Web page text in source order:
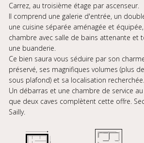
Carrez, au troisième étage par ascenseur.
Il comprend une galerie d'entrée, un
une cuisine séparée aménagée et
chambre avec salle de bains attenante et
une buanderie.
Ce bien saura vous séduire par son
préservé, ses magnifiques volumes (plus
sous plafond) et sa localisation recherchée.
Un débarras et une chambre de service
que deux caves complètent cette offre.
Sailly.